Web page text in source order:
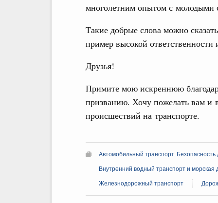
многолетним опытом с молодыми
Такие добрые слова можно
пример высокой ответственности
Друзья!
Примите мою искреннюю
призванию. Хочу пожелать вам и
происшествий на транспорте.
Автомобильный транспорт.
Внутренний водный транспорт и морская
Железнодорожный транспорт